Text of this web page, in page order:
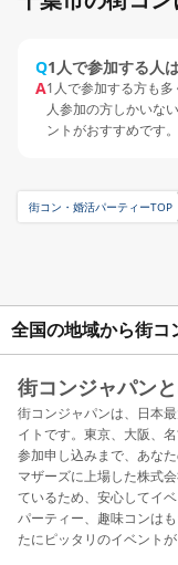
Q1人で参加する人
A1人で参加する方も
人参加の方しかいな
ントがおすすめです。
街コン・婚活パーティーTOP
全国の地域から街コ
街コンジャパン
街コンジャパンは、日本
イトです。東京、大阪、
参加申し込みまで、あな
マザーズに上場した株式
ているため、安心してイ
パーティー、趣味コンは
たにピッタリのイベント